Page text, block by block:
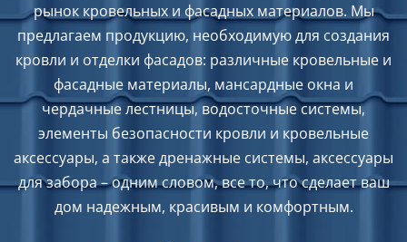
рынок кровельных и фасадных материалов. Мы
предлагаем продукцию, необходимую для создания
кровли и отделки фасадов: различные кровельные и
фасадные материалы, мансардные окна и
чердачные лестницы, водосточные системы,
элементы безопасности кровли и кровельные
аксессуары, а также дренажные системы, аксессуары
для забора – одним словом, все то, что сделает ваш
дом надежным, красивым и комфортным.